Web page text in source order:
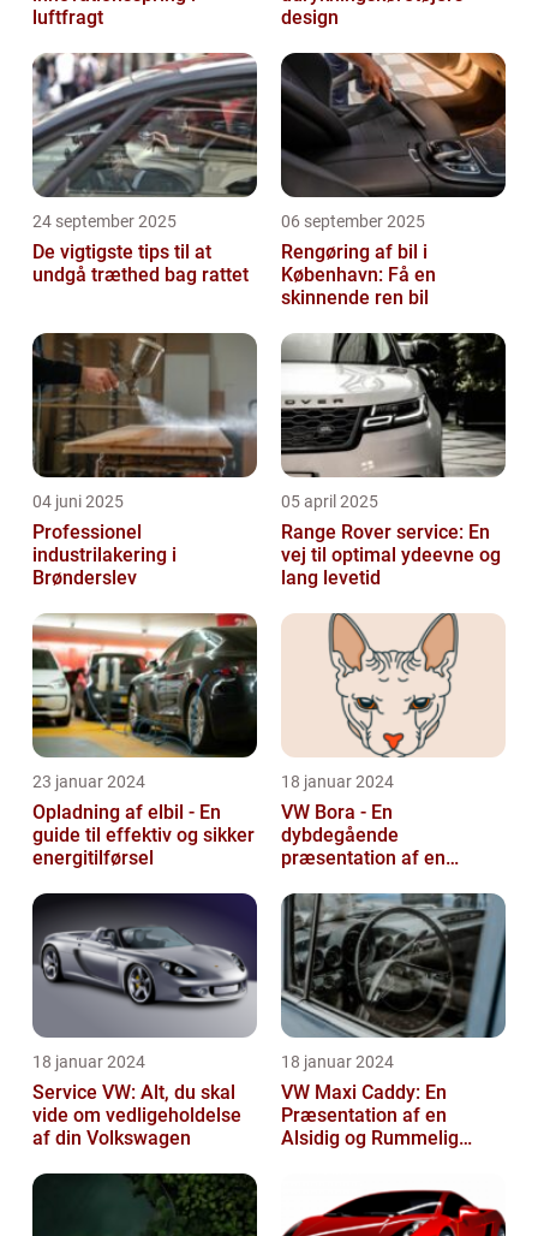
luftfragt
design
24 september 2025
De vigtigste tips til at
undgå træthed bag rattet
06 september 2025
Rengøring af bil i
København: Få en
skinnende ren bil
04 juni 2025
Professionel
industrilakering i
Brønderslev
05 april 2025
Range Rover service: En
vej til optimal ydeevne og
lang levetid
23 januar 2024
Opladning af elbil - En
guide til effektiv og sikker
energitilførsel
18 januar 2024
VW Bora - En
dybdegående
præsentation af en
18 januar 2024
Service VW: Alt, du skal
vide om vedligeholdelse
af din Volkswagen
18 januar 2024
VW Maxi Caddy: En
Præsentation af en
Alsidig og Rummelig